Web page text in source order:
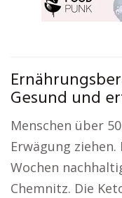
Gesund und
Menschen über
Erwägung
Wochen
Chemnitz. Die